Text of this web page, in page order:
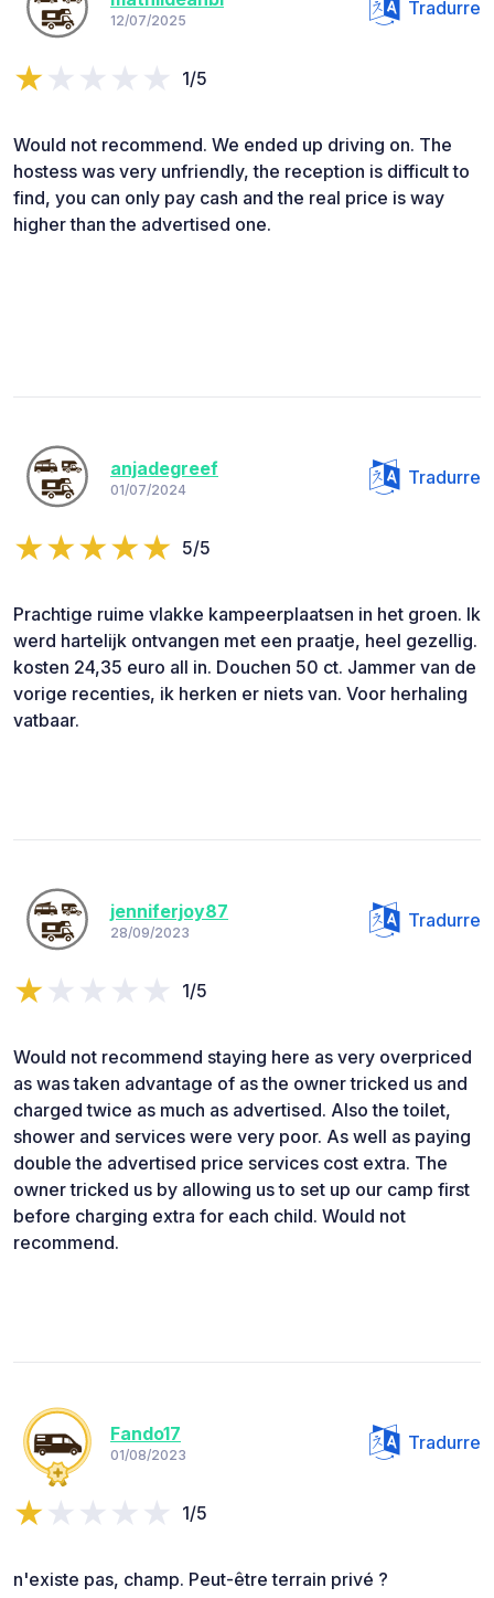
12/07/2025
Tradurre
1/5
Would not recommend. We ended up driving on. The
hostess was very unfriendly, the reception is difficult to
find, you can only pay cash and the real price is way
higher than the advertised one.
anjadegreef
01/07/2024
Tradurre
5/5
Prachtige ruime vlakke kampeerplaatsen in het groen. Ik
werd hartelijk ontvangen met een praatje, heel gezellig.
kosten 24,35 euro all in. Douchen 50 ct. Jammer van de
vorige recenties, ik herken er niets van. Voor herhaling
vatbaar.
jenniferjoy87
28/09/2023
Tradurre
1/5
Would not recommend staying here as very overpriced
as was taken advantage of as the owner tricked us and
charged twice as much as advertised. Also the toilet,
shower and services were very poor. As well as paying
double the advertised price services cost extra. The
owner tricked us by allowing us to set up our camp first
before charging extra for each child. Would not
recommend.
Fando17
01/08/2023
Tradurre
1/5
n'existe pas, champ. Peut-être terrain privé ?